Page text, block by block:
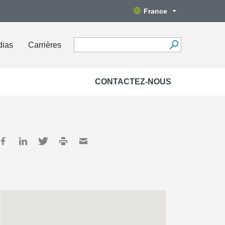
France
Carrières
CONTACTEZ-NOUS